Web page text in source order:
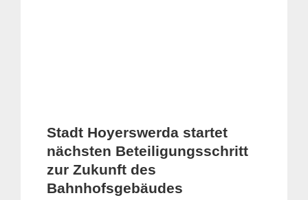
Stadt Hoyerswerda startet
nächsten Beteiligungsschritt
zur Zukunft des
Bahnhofsgebäudes